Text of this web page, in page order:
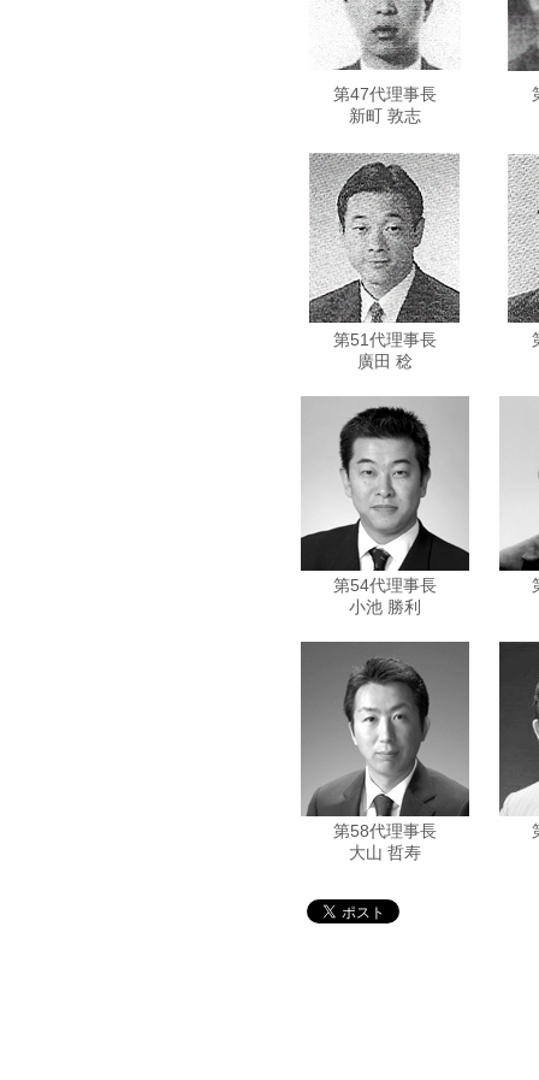
第47代理事長
新町 敦志
第51代理事長
廣田 稔
第54代理事長
小池 勝利
第58代理事長
大山 哲寿